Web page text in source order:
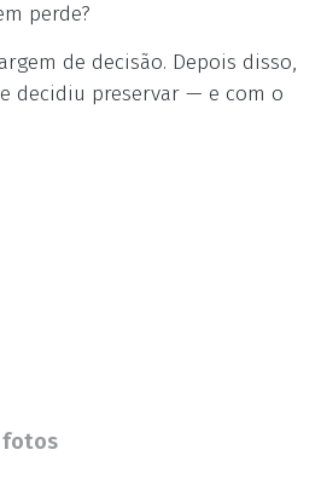
perde?
de decisão. Depois disso,
decidiu preservar — e com o
fotos